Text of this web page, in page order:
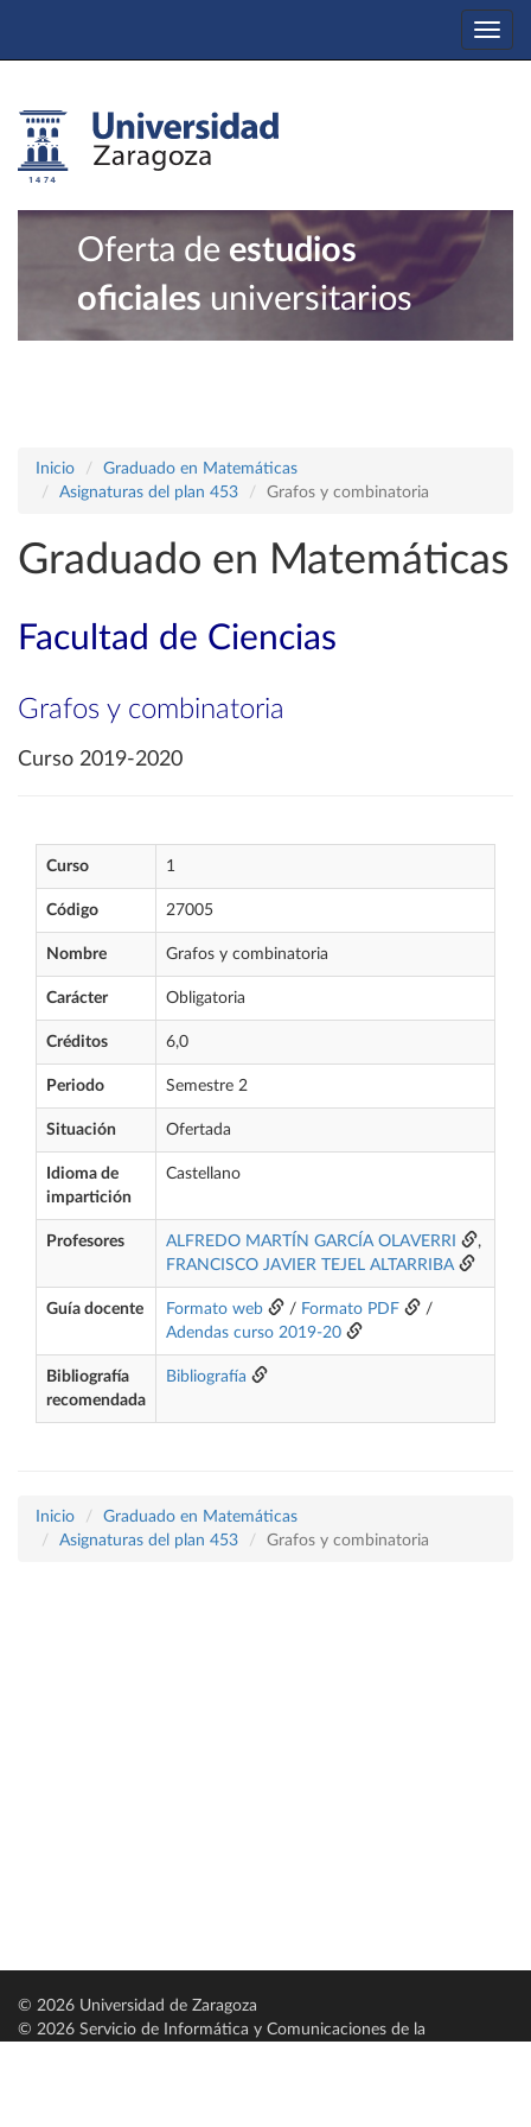
Oferta de estudios
oficiales universitarios
Inicio
Graduado en Matemáticas
Asignaturas del plan 453
Grafos y combinatoria
Graduado en Matemáticas
Facultad de Ciencias
Grafos y combinatoria
Curso 2019-2020
Curso 1
Código 27005
Nombre Grafos y combinatoria
Carácter Obligatoria
Créditos 6,0
Periodo Semestre 2
Situación Ofertada
Idioma de
impartición
Castellano
Profesores ALFREDO MARTÍN GARCÍA OLAVERRI
,
FRANCISCO JAVIER TEJEL ALTARRIBA
Guía docente Formato web / Formato PDF
/
Adendas curso 2019-20
Bibliografía
recomendada
Bibliografía
Inicio
Graduado en Matemáticas
Asignaturas del plan 453
Grafos y combinatoria
© 2026 Universidad de Zaragoza
© 2026 Servicio de Informática y Comunicaciones de la